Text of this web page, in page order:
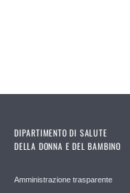
DIPARTIMENTO DI SALUTE
DELLA DONNA E DEL BAMBINO
Amministrazione trasparente